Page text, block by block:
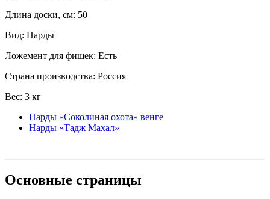
Длина доски, см: 50
Вид: Нарды
Ложемент для фишек: Есть
Страна производства: Россия
Вес: 3 кг
Нарды «Соколиная охота» венге
Нарды «Тадж Махал»
Основные страницы